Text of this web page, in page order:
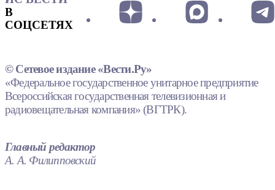
В
СОЦСЕТЯХ
© Сетевое издание «Вести.Ру»
«Федеральное государственное унитарное предприятие
Всероссийская государственная телевизионная и
радиовещательная компания» (ВГТРК).
Главный редактор
А. А. Филипповский